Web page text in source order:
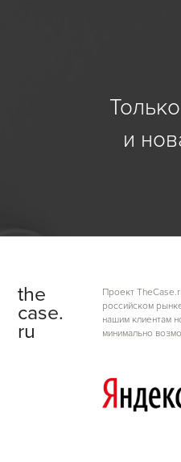
и
the
case.
ru
Проект
российском
нашим клиентам
минимально